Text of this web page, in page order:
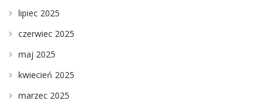
lipiec 2025
czerwiec 2025
maj 2025
kwiecień 2025
marzec 2025